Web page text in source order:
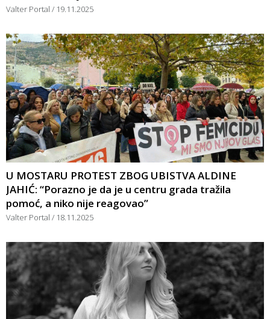
Valter Portal 19.11.2025
U MOSTARU PROTEST ZBOG UBISTVA ALDINE
JAHIĆ: “Porazno je da je u centru grada tražila
pomoć, a niko nije reagovao”
Valter Portal 18.11.2025